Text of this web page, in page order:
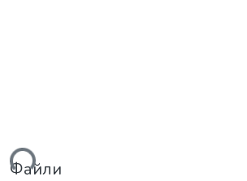
Вантажиться...
Файли